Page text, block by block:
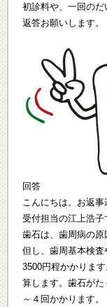
初診料や、一回のだ
返答お願いします。
回答
こんにちは。お返事
受付担当の江上浩子
歯石は、歯周病の原
但し、歯周基本検
3500円程かかりま
算します。歯石がた
～４回かかります。